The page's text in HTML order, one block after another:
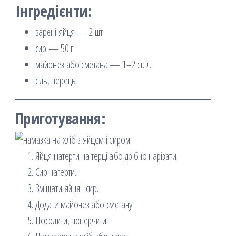
Інгредієнти:
варені яйця — 2 шт
сир — 50 г
майонез або сметана — 1–2 ст. л.
сіль, перець
Приготування:
Яйця натерти на терці або дрібно нарізати.
Сир натерти.
Змішати яйця і сир.
Додати майонез або сметану.
Посолити, поперчити.